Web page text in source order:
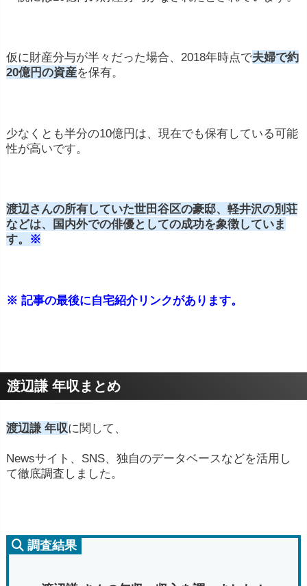
仮に財産分与が半々だった場合、2018年時点で夫婦で約
20億円の資産を保有。
少なくとも半分の10億円は、現在でも保有している可能
性が高いです。
渡辺さんの所有していた世田谷区の豪邸、軽井沢の別荘
などは、国内外での俳優としての成功を象徴していま
す。 ※
※ 記事の最後に自宅紹介リンクがあります。
渡辺謙 年収まとめ
渡辺謙 年収に関して、
Newsサイト、SNS、独自のデータベースなどを活用し
て徹底調査しました。
調査結果